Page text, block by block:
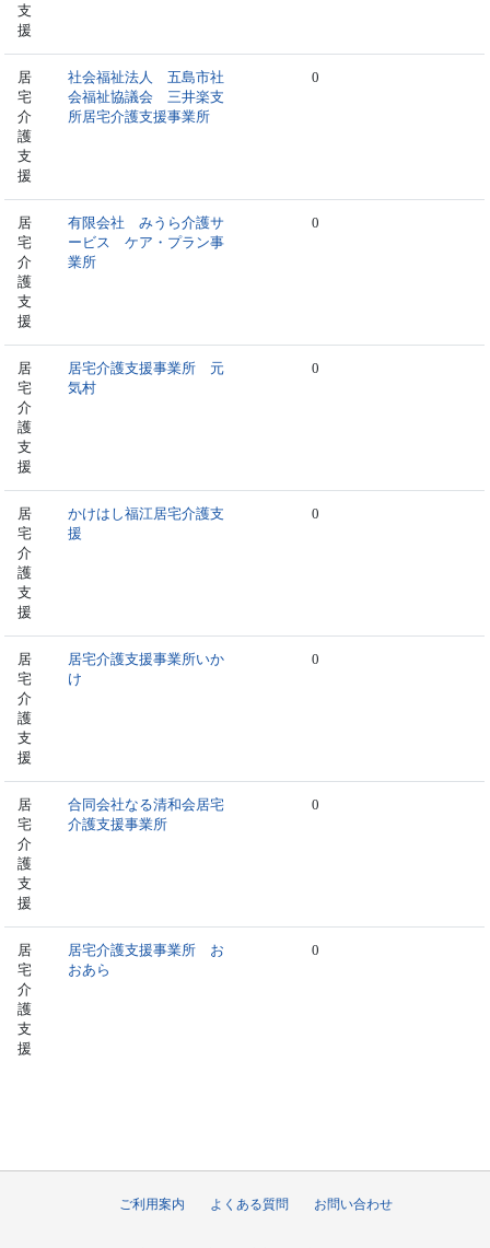
支
援
居
宅
介
護
支
援
社会福祉法人 五島市社
会福祉協議会 三井楽支
所居宅介護支援事業所
0
居
宅
介
護
支
援
有限会社 みうら介護サ
ービス ケア・プラン事
業所
0
居
宅
介
護
支
援
居宅介護支援事業所 元
気村
0
居
宅
介
護
支
援
かけはし福江居宅介護支
援
0
居
宅
介
護
支
援
居宅介護支援事業所いか
け
0
居
宅
介
護
支
援
合同会社なる清和会居宅
介護支援事業所
0
居
宅
介
護
支
援
居宅介護支援事業所 お
おあら
0
ご利用案内 よくある質問 お問い合わせ